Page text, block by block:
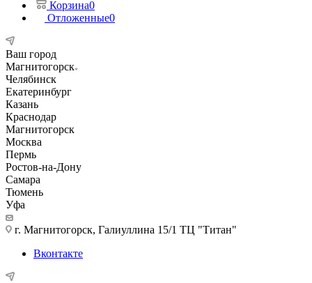
Корзина0
Отложенные0
Ваш город
Магнитогорск
Челябинск
Екатеринбург
Казань
Краснодар
Магнитогорск
Москва
Пермь
Ростов-на-Дону
Самара
Тюмень
Уфа
г. Магнитогорск, Галиуллина 15/1 ТЦ "Титан"
Вконтакте